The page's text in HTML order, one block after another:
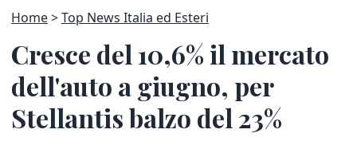
Home Top News Italia ed Esteri
Cresce del 10,6% il mercato
dell'auto a giugno, per
Stellantis balzo del 23%